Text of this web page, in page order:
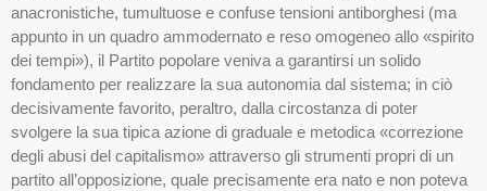
anacronistiche, tumultuose e confuse tensioni antiborghesi (ma
appunto in un quadro ammodernato e reso omogeneo allo «spirito
dei tempi»), il Partito popolare veniva a garantirsi un solido
fondamento per realizzare la sua autonomia dal sistema; in ciò
decisivamente favorito, peraltro, dalla circostanza di poter
svolgere la sua tipica azione di graduale e metodica «correzione
degli abusi del capitalismo» attraverso gli strumenti propri di un
partito all’opposizione, quale precisamente era nato e non poteva